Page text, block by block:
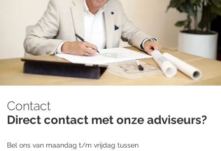
Contact
Direct contact met onze adviseurs?
Bel ons van maandag t/m vrijdag tussen